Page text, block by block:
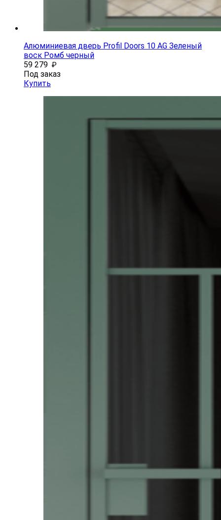
Алюминиевая дверь Profil Doors 10 AG Зеленый
воск Ромб черный
59 279 ₽
Под заказ
Купить